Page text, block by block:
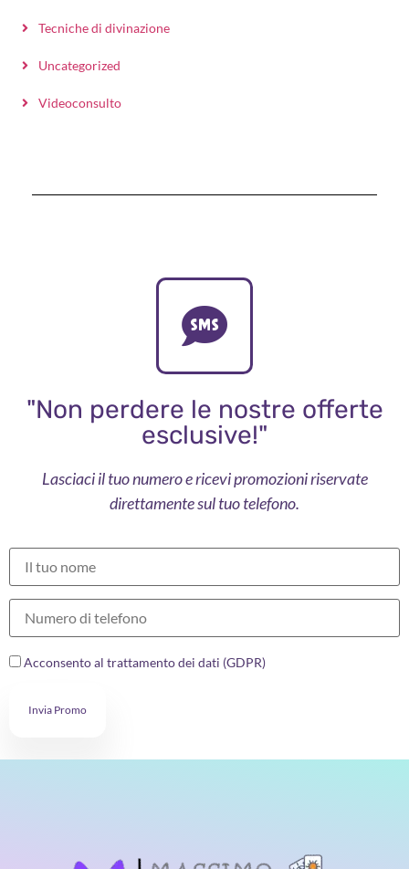
Tecniche di divinazione
Uncategorized
Videoconsulto
"Non perdere le nostre offerte
esclusive!"
Lasciaci il tuo numero e ricevi promozioni riservate
direttamente sul tuo telefono.
Acconsento al trattamento dei dati (GDPR)
Invia Promo